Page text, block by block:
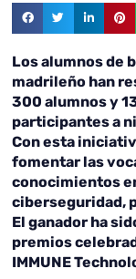
Los alumnos de
madrileño han
300 alumnos y
participantes a
Con esta
fomentar las
conocimientos
ciberseguridad,
El ganador ha
premios
IMMUNE